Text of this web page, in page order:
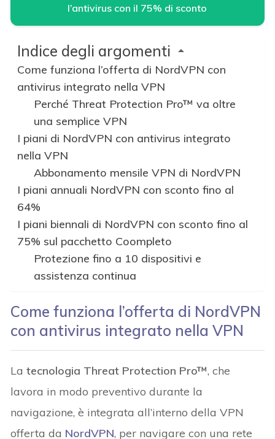
l’antivirus con il 75% di sconto
Indice degli argomenti
Come funziona l’offerta di NordVPN con
antivirus integrato nella VPN
Perché Threat Protection Pro™ va oltre
una semplice VPN
I piani di NordVPN con antivirus integrato
nella VPN
Abbonamento mensile VPN di NordVPN
I piani annuali NordVPN con sconto fino al
64%
I piani biennali di NordVPN con sconto fino al
75% sul pacchetto Coompleto
Protezione fino a 10 dispositivi e
assistenza continua
Come funziona l’offerta di NordVPN
con antivirus integrato nella VPN
Latecnologia Threat Protection Pro™, che
lavora in modo preventivo durante la
navigazione, è integrata all’interno della VPN
offerta da NordVPN, per navigare con una rete